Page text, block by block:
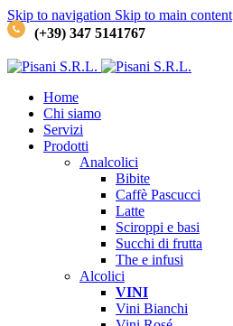
Skip to navigation Skip to main content
(+39) 347 5141767
Home
Chi siamo
Servizi
Prodotti
Analcolici
Bibite
Caffè Pascucci
Latte
Sciroppi e basi
Succhi di frutta
The e infusi
Alcolici
VINI
Vini Bianchi